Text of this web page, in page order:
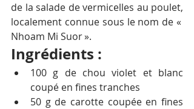
de la salade de vermicelles au poulet,
localement connue sous le nom de «
Nhoam Mi Suor ».
Ingrédients :
100 g de chou violet et blanc
coupé en fines tranches
50 g de carotte coupée en fines